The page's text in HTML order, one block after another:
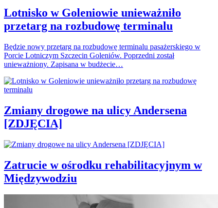
Lotnisko w Goleniowie unieważniło
przetarg na rozbudowę terminalu
Będzie nowy przetarg na rozbudowę terminalu pasażerskiego w
Porcie Lotniczym Szczecin Goleniów. Poprzedni został
unieważniony. Zapisana w budżecie…
Zmiany drogowe na ulicy Andersena
[ZDJĘCIA]
Zatrucie w ośrodku rehabilitacyjnym w
Międzywodziu